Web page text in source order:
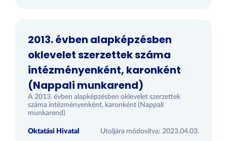
2013. évben alapképzésben
oklevelet szerzettek száma
intézményenként, karonként
(Nappali munkarend)
A 2013. évben alapképzésben oklevelet szerzettek
száma intézményenként, karonként (Nappali
munkarend)
Oktatási Hivatal Utoljára módosítva: 2023.04.03.